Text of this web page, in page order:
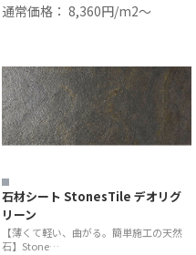
通常価格： 8,360円/m2〜
石材シート StonesTile デオリグ
リーン
【薄くて軽い、曲がる。簡単施工の天然
石】Stone…